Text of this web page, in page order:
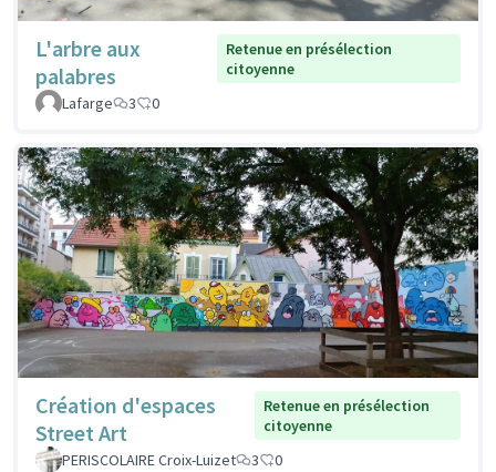
L'arbre aux
palabres
Retenue en présélection
citoyenne
Lafarge
3 0
Création d'espaces
Street Art
Retenue en présélection
citoyenne
PERISCOLAIRE Croix-Luizet
3 0